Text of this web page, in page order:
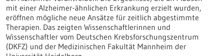
mit einer Alzheimer-ähnlichen Erkrankung erzielt wurden,
eröffnen mögliche neue Ansätze für zeitlich abgestimmte
Therapien. Das zeigten Wissenschaftlerinnen und
Wissenschaftler vom Deutschen Krebsforschungszentrum
(DKFZ) und der Medizinischen Fakultät Mannheim der